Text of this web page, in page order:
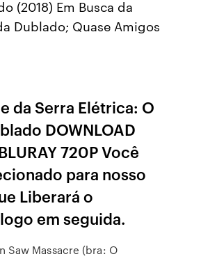
(2018) Em Busca da
Dublado; Quase Amigos
da Serra Elétrica: O
DOWNLOAD
720P Você
para nosso
Liberará o
em seguida.
Saw Massacre (bra: O